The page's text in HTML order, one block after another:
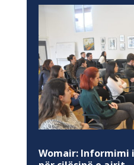
Womair: Informimi